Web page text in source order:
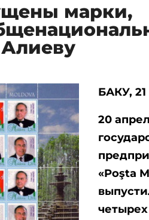
марки,
БАКУ, 21
20
«Poşta